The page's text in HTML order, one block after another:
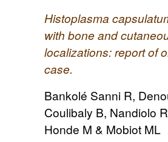
Histoplasma
with bone and
localizations: report of
case.
Bankolé Sanni R,
Coulibaly B, Nandiolo
Honde M & Mobiot ML